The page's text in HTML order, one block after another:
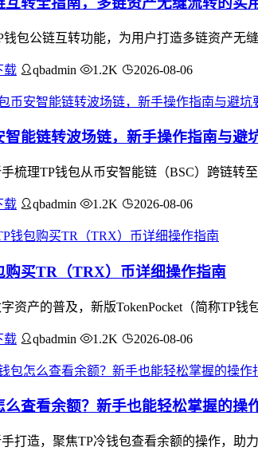
钱包公链互转功能，为用户打造多链资产无
载 qbadmin 1.2K 2026-08-06
智能链转波场链，新手操作指南与避
梳理TP钱包从币安智能链（BSC）跨链转
载 qbadmin 1.2K 2026-08-06
购买TR（TRX）币详细操作指南
资产的普及，新版TokenPocket（简称TP
载 qbadmin 1.2K 2026-08-06
么查看余额？新手也能轻松掌握的操
打造，聚焦TP冷钱包查看余额的操作，助